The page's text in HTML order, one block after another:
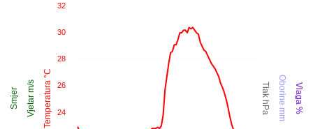
Temperatura °C
Vjetar m/s Tlak hPa Oborine mm Vlaga %
Smjer
24
26
28
30
32